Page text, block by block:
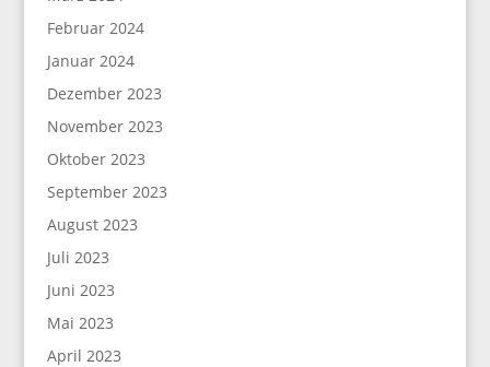
Februar 2024
Januar 2024
Dezember 2023
November 2023
Oktober 2023
September 2023
August 2023
Juli 2023
Juni 2023
Mai 2023
April 2023